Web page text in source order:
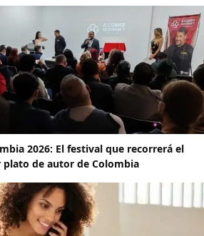
2026: El festival que recorrerá el
plato de autor de Colombia